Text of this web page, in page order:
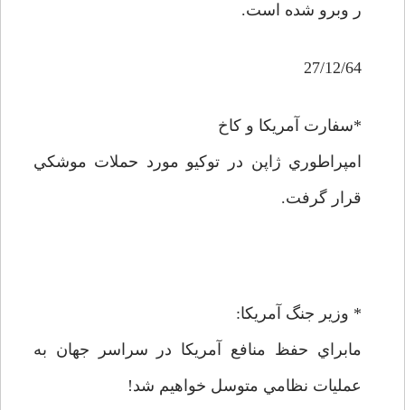
ر وبرو شده است.
27/12/64
*سفارت آمريکا و کاخ
امپراطوري ژاپن در توکيو مورد حملات موشکي
قرار گرفت.
* وزير جنگ آمريکا:
مابراي حفظ منافع آمريکا در سراسر جهان به
عمليات نظامي متوسل خواهيم شد!